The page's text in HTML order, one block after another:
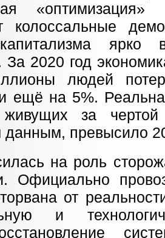
колоссальные
ярко
За 2020 год
людей
ещё на 5%.
за
превысило
на роль
Официально
от
и